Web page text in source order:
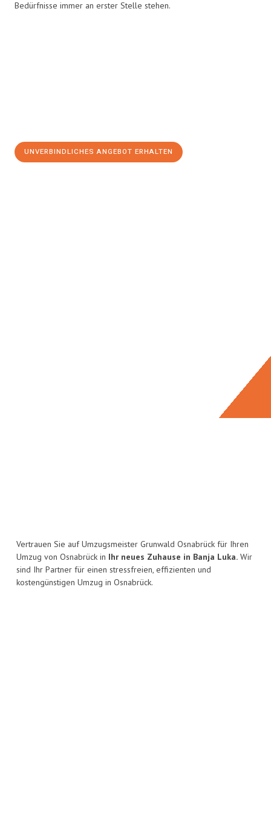
Bedürfnisse immer an erster Stelle stehen.
UNVERBINDLICHES ANGEBOT ERHALTEN
Vertrauen Sie auf Umzugsmeister Grunwald Osnabrück für Ihren
Umzug von Osnabrück in Ihr neues Zuhause in Banja Luka. Wir
sind Ihr Partner für einen stressfreien, effizienten und
kostengünstigen Umzug in Osnabrück.